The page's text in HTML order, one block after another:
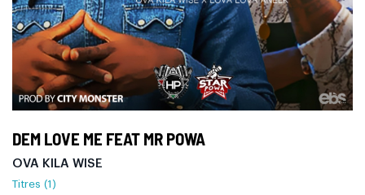
DEM LOVE ME FEAT MR POWA
OVA KILA WISE
Titres (1)